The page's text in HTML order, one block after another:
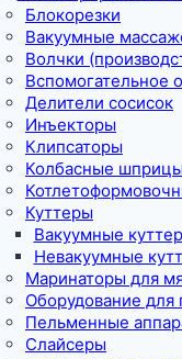
Блокорезки
Вакуумные
Волчки
Вспомогательное
Делители сосисок
Инъекторы
Клипсаторы
Колбасные
Куттеры
Вакуумные
Невакуумные
Маринаторы для
Оборудование для
Пельменные
Слайсеры